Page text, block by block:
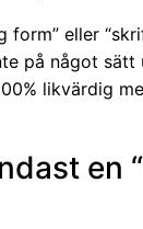
eller
på något sätt
likvärdig
en